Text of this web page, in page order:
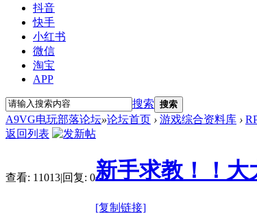
抖音
快手
小红书
微信
淘宝
APP
搜索 搜索
A9VG电玩部落论坛»论坛首页 › 游戏综合资料库 ›
返回列表
查看: 11013|回复: 0新手求教！！大
[复制链接]